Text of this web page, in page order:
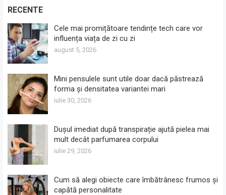
RECENTE
Cele mai promițătoare tendințe tech care vor
influența viața de zi cu zi
august 5, 2026
Mini pensulele sunt utile doar dacă păstrează
forma și densitatea variantei mari
iulie 30, 2026
Dușul imediat după transpirație ajută pielea mai
mult decât parfumarea corpului
iulie 29, 2026
Cum să alegi obiecte care îmbătrânesc frumos și
capătă personalitate